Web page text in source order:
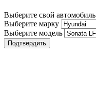
Выберите свой автомобиль
Выберите марку
Выберите модель
Подтвердить